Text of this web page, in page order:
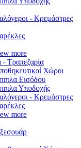
- Κρεμάστρες
more
- Τραπεζαρία
Χώροι
Εισόδου
Υποδοχής
- Κρεμάστρες
more